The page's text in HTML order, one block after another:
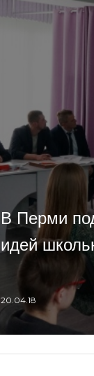
В Перми
идей
20.04.18